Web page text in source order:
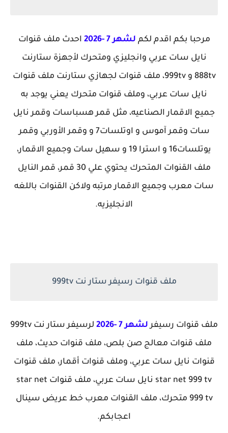
مرحبا بكم اقدم لكم لشهر 7 -2026
احدث ملف قنوات
نايل سات عربي وانجليزي ومتحرك لأجهزة ستارنت
888tv و 999tv، ملف قنوات لجهازي ستارنت ملف قنوات
نايل سات عربي، وملف قنوات متحرك يعني يوجد به
جميع الاقمار الصناعيه، مثل قمر هسباسات وقمر نايل
سات وقمر آموس و اوتلسات7 و وقمر الأوربي وقمر
يوتلسات16 و استرا 19 و سهيل سات وجميع الاقمار،
ملف القنوات المتحرك يحتوي علي 30 قمر، قمر النايل
سات معرب وجميع الاقمار مرتبه ولاكن القنوات باللغه
الانجليزيه.
ملف قنوات رسيفر ستار نت 999tv
ملف قنوات رسيفرلشهر 7 -2026
لرسيفر ستار نت 999tv
ملف قنوات معالج صن بلص، ملف قنوات حديث، ملف
قنوات نايل سات عربي، وملف قنوات أقمار، ملف قنوات
star net 999 tv نايل سات عربي، ملف قنوات star net
999 tv متحرك، ملف القنوات معرب خط عريض سينال
اعجابكم.